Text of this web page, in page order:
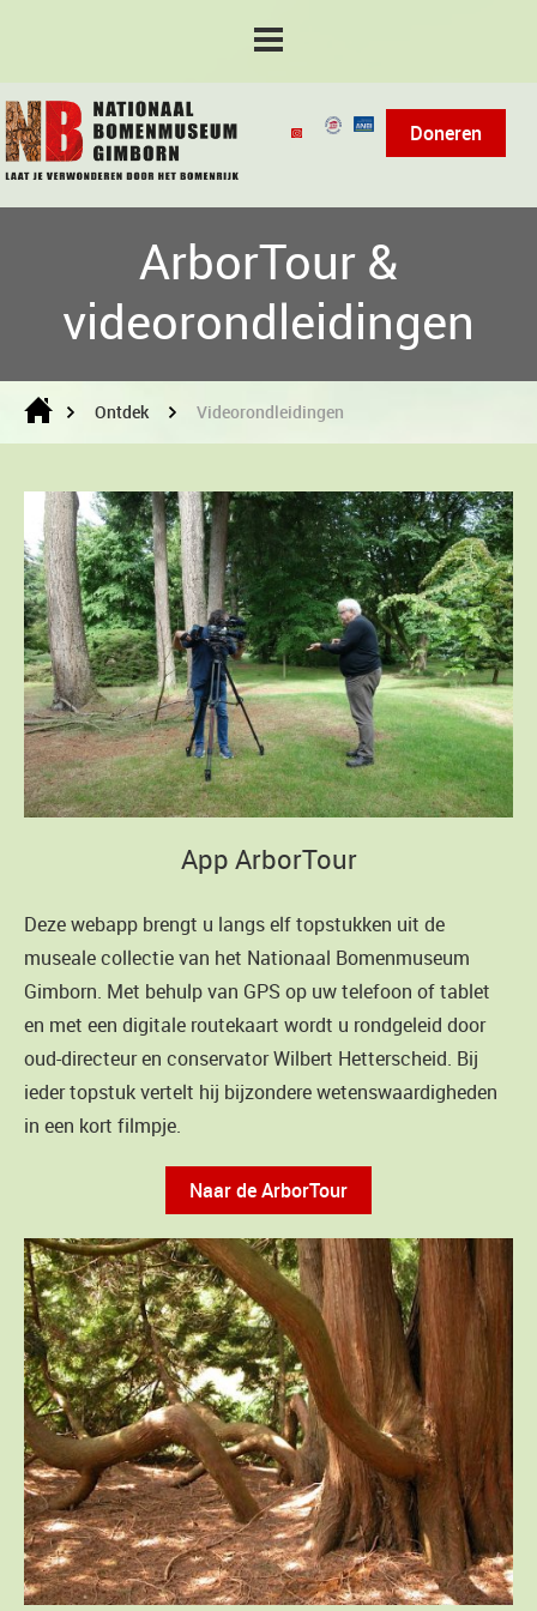
Doneren
ArborTour &
videorondleidingen
Ontdek Videorondleidingen
App ArborTour
Deze webapp brengt u langs elf topstukken uit de
museale collectie van het Nationaal Bomenmuseum
Gimborn. Met behulp van GPS op uw telefoon of tablet
en met een digitale routekaart wordt u rondgeleid door
oud-directeur en conservator Wilbert Hetterscheid. Bij
ieder topstuk vertelt hij bijzondere wetenswaardigheden
in een kort filmpje.
Naar de ArborTour